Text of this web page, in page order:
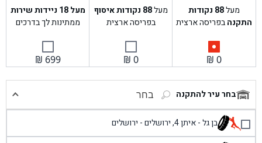
מעל88 נקודות
התקנהבפריסה ארצית
₪ 0
מעל88 נקודות איסוף
בפריסה ארצית
₪ 0
מעל 18 ניידות שירות
ממתינות לך בדרכים
₪ 699
בחר עיר להתקנה בחר
בן גל - איתן 4, ירושלים - ירושלים